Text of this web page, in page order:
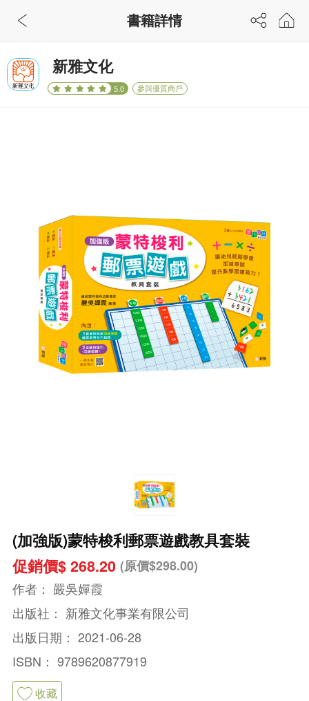
新雅文化
5.0 參與優質商戶
(加強版)蒙特梭利郵票遊戲教具套裝
促銷價$ 268.20 (原價$298.00)
作者： 嚴吳嬋霞
出版社： 新雅文化事業有限公司
出版日期： 2021-06-28
ISBN： 9789620877919
收藏
書籍詳情